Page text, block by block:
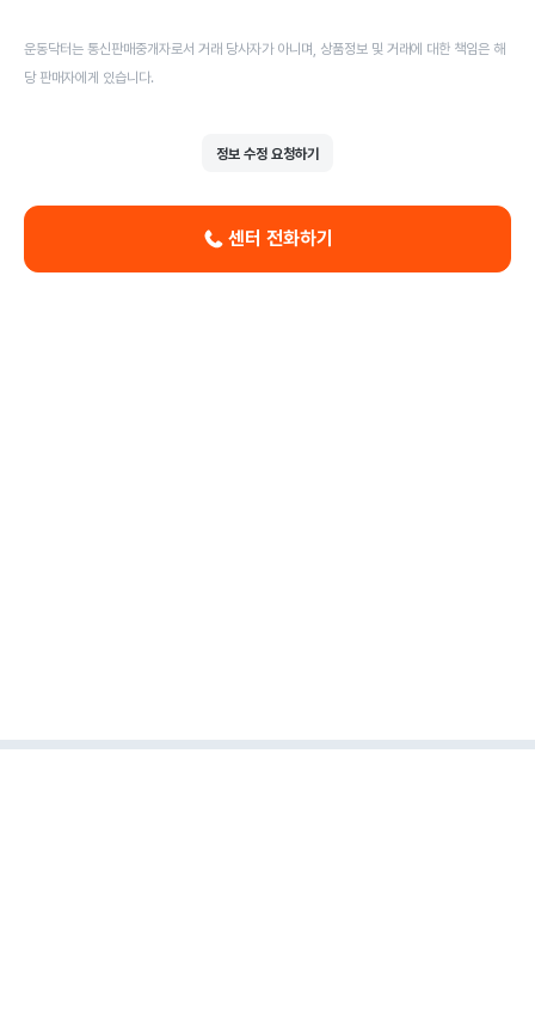
운동닥터는 통신판매중개자로서 거래 당사자가 아니며, 상품정보 및 거래에 대한 책임은 해
당 판매자에게 있습니다.
정보 수정 요청하기
센터 전화하기